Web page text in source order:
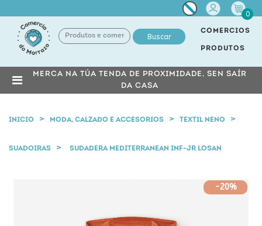
Miña
conta
0
Buscar
COMERCIOS
PRODUTOS
MERCA NA TÚA TENDA DE PROXIMIDADE, SEN SAÍR
DA CASA
INICIO MODA, CALZADO E ACCESORIOS TEXTIL NENO
SUADOIRAS SUDADERA MEDITERRANEAN INF-JR LOSAN
-20%